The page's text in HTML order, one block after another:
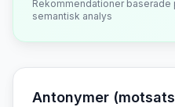
Rekommendationer baserade
semantisk analys
Antonymer